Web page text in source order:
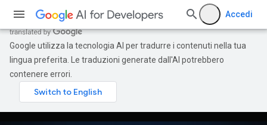
Accedi
Google utilizza la tecnologia AI per tradurre i contenuti nella tua
lingua preferita. Le traduzioni generate dall'AI potrebbero
contenere errori.